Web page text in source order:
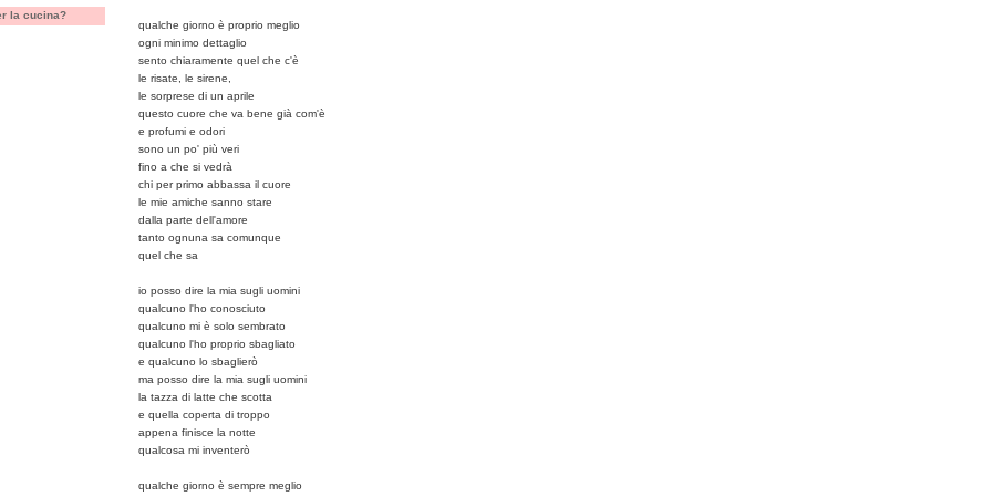
la cucina?
qualche giorno è proprio meglio
ogni minimo dettaglio
sento chiaramente quel che c'è
le risate, le sirene,
le sorprese di un aprile
questo cuore che va bene già com'è
e profumi e odori
sono un po' più veri
fino a che si vedrà
chi per primo abbassa il cuore
le mie amiche sanno stare
dalla parte dell'amore
tanto ognuna sa comunque
quel che sa
io posso dire la mia sugli uomini
qualcuno l'ho conosciuto
qualcuno mi è solo sembrato
qualcuno l'ho proprio sbagliato
e qualcuno lo sbaglierò
ma posso dire la mia sugli uomini
la tazza di latte che scotta
e quella coperta di troppo
appena finisce la notte
qualcosa mi inventerò
qualche giorno è sempre meglio